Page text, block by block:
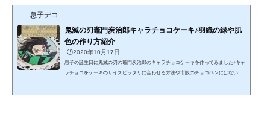
息子デコ
鬼滅の刃竈門炭治郎キャラチョコケーキ♪羽織の緑や肌
色の作り方紹介
🕒️2020年10月17日
息子の誕生日に鬼滅の刃の竈門炭治郎のキャラチョコケーキを作ってみました♪キャ
ラチョコをケーキのサイズピッタリに合わせる方法や市販のチョコペンにはない顔